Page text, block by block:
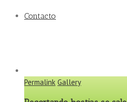
Contacto
Permalink Gallery